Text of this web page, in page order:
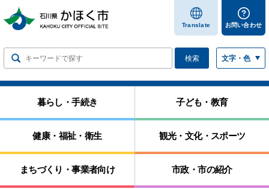
します
Translate お問い合わせ
検索 文字・色
暮らし・手続き 子ども・教育
健康・福祉・衛生 観光・文化・スポーツ
まちづくり・事業者向け 市政・市の紹介